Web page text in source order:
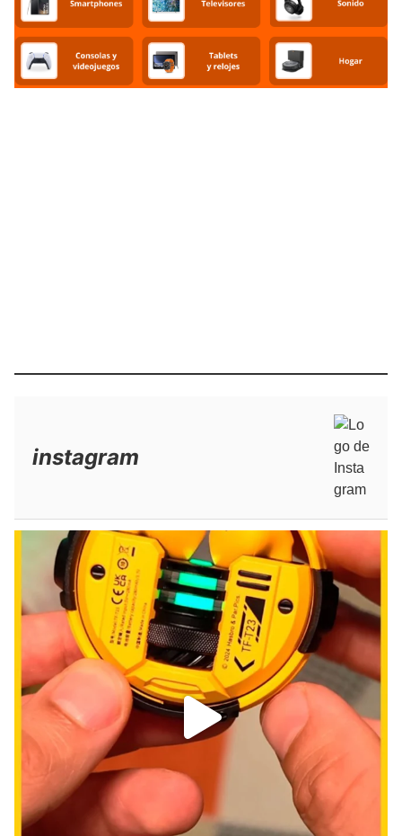
instagram